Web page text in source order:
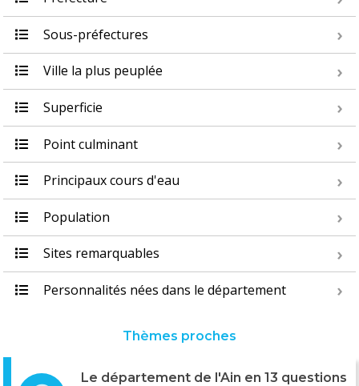
Sous-préfectures
Ville la plus peuplée
Superficie
Point culminant
Principaux cours d'eau
Population
Sites remarquables
Personnalités nées dans le département
Thèmes proches
Le département de l'Ain en 13 questions